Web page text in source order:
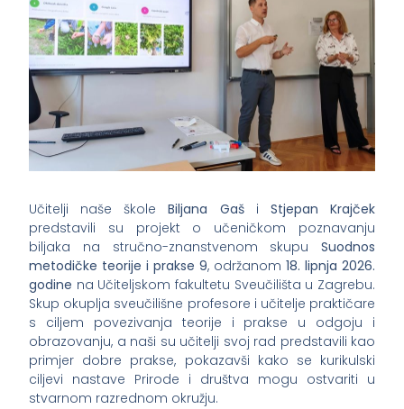
Učitelji naše školeBiljana Gaši Stjepan Krajček
predstavili su projekt o učeničkom poznavanju
biljaka na stručno-znanstvenom skupu Suodnos
metodičke teorije i prakse 9, održanom 18. lipnja 2026.
godine na Učiteljskom fakultetu Sveučilišta u Zagrebu.
Skup okuplja sveučilišne profesore i učitelje praktičare
s ciljem povezivanja teorije i prakse u odgoju i
obrazovanju, a naši su učitelji svoj rad predstavili kao
primjer dobre prakse, pokazavši kako se kurikulski
ciljevi nastave Prirode i društva mogu ostvariti u
stvarnom razrednom okružju.